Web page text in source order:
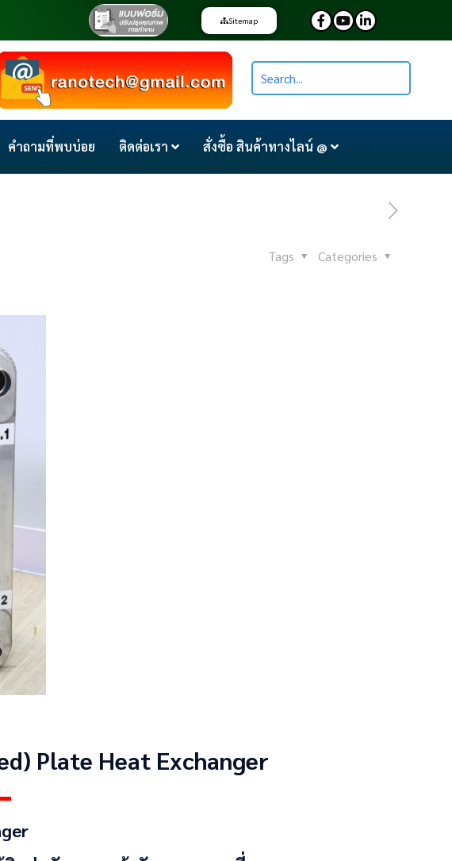
Sitemap
คำถามที่พบบ่อย ติดต่อเรา สั่งซื้อ สินค้าทางไลน์ @
Categories
Tags
Plate Heat Exchanger